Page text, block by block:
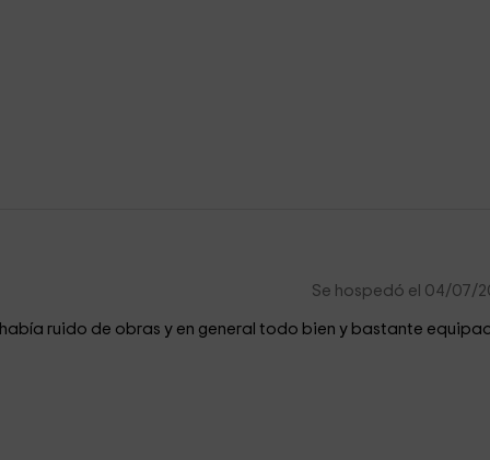
Se hospedó el 04/07/
ruido de obras y en general todo bien y bastante